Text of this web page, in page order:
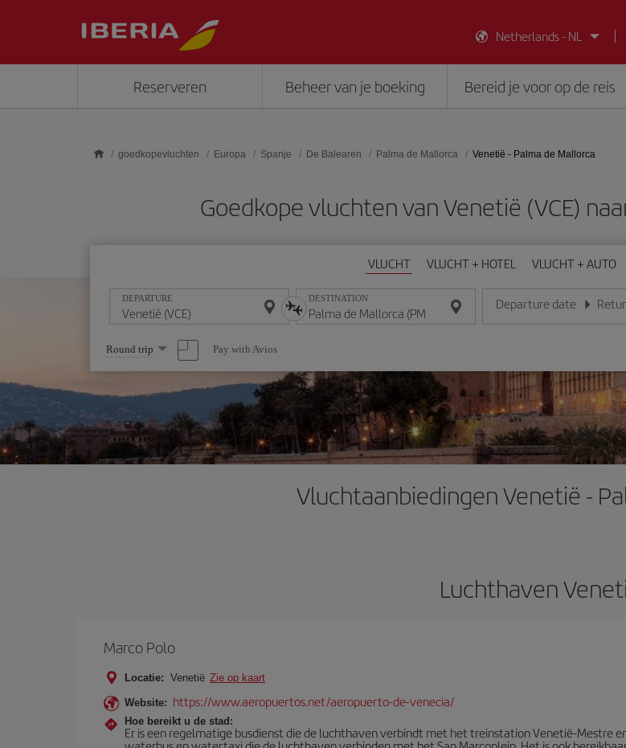
Netherlands - NL
Reserveren Beheer van je boeking Bereid je voor op de reis
goedkopevluchten Europa Spanje De Balearen Palma de Mallorca Venetië - Palma de Mallorca
Goedkope vluchten van Venetië (VCE)
VLUCHT VLUCHT + HOTEL VLUCHT + AUTO
DEPARTURE DESTINATION Departure date
Voer de datum in het formaat
Voer de
Select
one
option
Round trip Pay with Avios
Vluchtaanbiedingen Venetië -
Luchthaven
Marco Polo
Locatie: Venetië Zie op kaart
Website: https://www.aeropuertos.net/aeropuerto-de-venecia/
Hoe bereikt u de stad:
Er is een regelmatige busdienst die de luchthaven verbindt met het treinstation Venetië-Mestre